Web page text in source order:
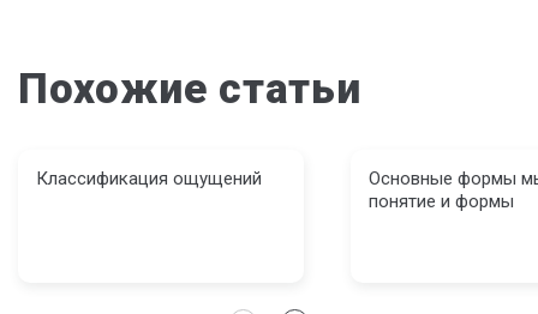
Похожие статьи
Классификация ощущений
Основные формы
понятие и формы